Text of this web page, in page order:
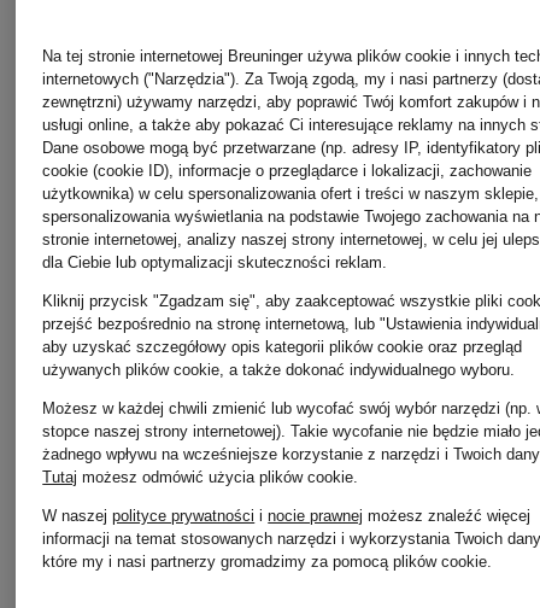
Barbour
BIRKENSTOCK
Colmar
CONVERSE
Dolomite
Nudie
Jeans
Odlo
Salomon
Schöffel
Na tej stronie internetowej Breuninger używa plików cookie i innych
internetowych ("Narzędzia"). Za Twoją zgodą, my i nasi partnerzy
zewnętrzni) używamy narzędzi, aby poprawić Twój komfort zakupów i
usługi online, a także aby pokazać Ci interesujące reklamy na innych
Dane osobowe mogą być przetwarzane (np. adresy IP, identyfikatory
cookie (cookie ID), informacje o przeglądarce i lokalizacji, zachowanie
użytkownika) w celu spersonalizowania ofert i treści w naszym sklepie,
spersonalizowania wyświetlania na podstawie Twojego zachowania na
stronie internetowej, analizy naszej strony internetowej, w celu jej
dla Ciebie lub optymalizacji skuteczności reklam.
Kliknij przycisk "Zgadzam się", aby zaakceptować wszystkie pliki
przejść bezpośrednio na stronę internetową, lub "Ustawienia
aby uzyskać szczegółowy opis kategorii plików cookie oraz przegląd
używanych plików cookie, a także dokonać indywidualnego wyboru.
Możesz w każdej chwili zmienić lub wycofać swój wybór narzędzi (np.
stopce naszej strony internetowej). Takie wycofanie nie będzie miało
żadnego wpływu na wcześniejsze korzystanie z narzędzi i Twoich
Tutaj możesz odmówić użycia plików cookie
W naszejpolityce prywatności inocie prawnej możesz znaleźć więcej
informacji na temat stosowanych narzędzi i wykorzystania Twoich
które my i nasi partnerzy gromadzimy za pomocą plików cookie.